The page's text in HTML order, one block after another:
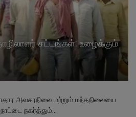
சட்டங்கள்: உழைக்கும்
அவசரநிலை மற்றும் மந்தநிலையை
நகர்த்தும்...